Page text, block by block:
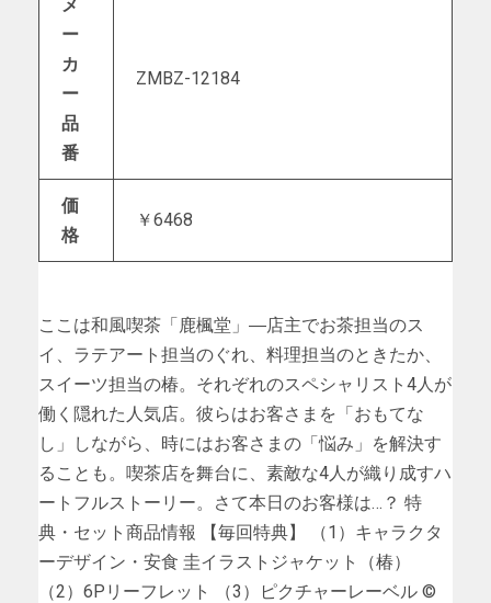
メ
ー
カ
ー
品
番
ZMBZ-12184
価
格
￥6468
ここは和風喫茶「鹿楓堂」―店主でお茶担当のス
イ、ラテアート担当のぐれ、料理担当のときたか、
スイーツ担当の椿。それぞれのスペシャリスト4人が
働く隠れた人気店。彼らはお客さまを「おもてな
し」しながら、時にはお客さまの「悩み」を解決す
ることも。喫茶店を舞台に、素敵な4人が織り成すハ
ートフルストーリー。さて本日のお客様は…？ 特
典・セット商品情報 【毎回特典】 （1）キャラクタ
ーデザイン・安食 圭イラストジャケット（椿）
（2）6Pリーフレット （3）ピクチャーレーベル ©